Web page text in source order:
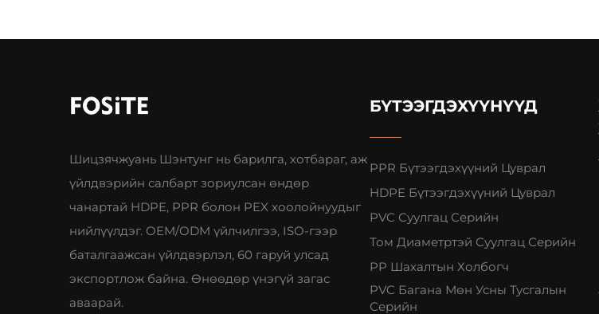
Шицзячжуань Шэнтунг нь барилга, хотбараг, аж
үйлдвэрийн салбарт зориулсан өндөр
чанартай HDPE, PPR болон PEX хоолойнуудыг
нийлүүлдэг. OEM/ODM үйлчилгээ, ISO-гээр
баталгаажсан үйлдвэрлэл, 60 гаруй улсад
экспортлож байна. Өнөөдөр үнэгүй загас
аваарай.
БҮТЭЭГДЭХҮҮНҮҮД
PPR Бүтээгдэхүүний Цуврал
HDPE Бүтээгдэхүүний Цуврал
PVC Суулгац Серийн
Том Диаметртэй Суулгац Серийн
PP Шахалтын Холбогч
PVC Багана Мөн Усны Тусгалын
Серийн